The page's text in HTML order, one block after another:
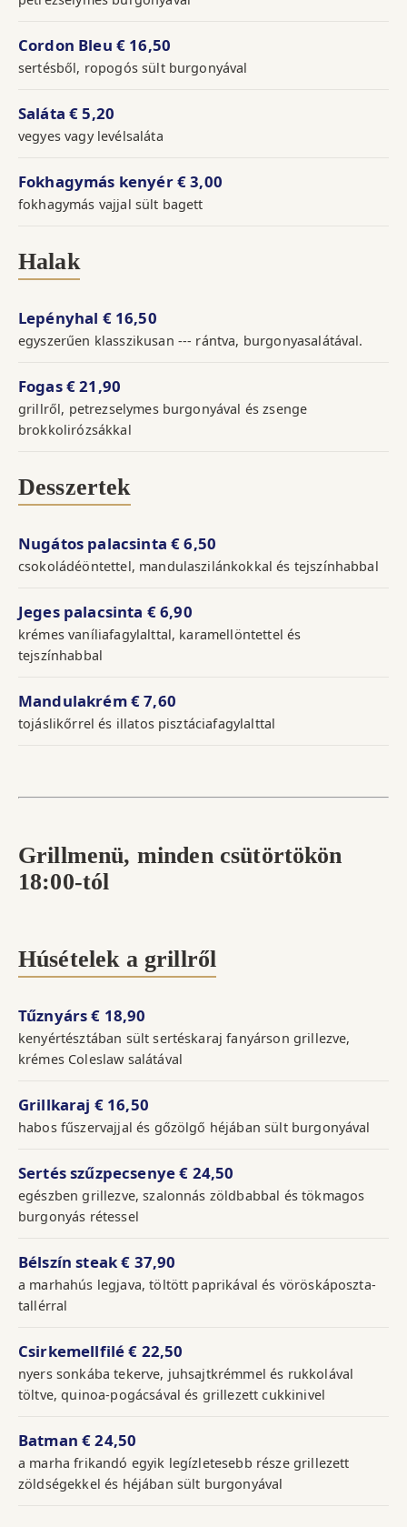
Cordon Bleu € 16,50
sertésből, ropogós sült burgonyával
Saláta€ 5,20
vegyes vagy levélsaláta
Fokhagymás kenyér€ 3,00
fokhagymás vajjal sült bagett
Halak
Lepényhal € 16,50
egyszerűen klasszikusan --- rántva, burgonyasalátával.
Fogas€ 21,90
grillről, petrezselymes burgonyával és zsenge
brokkolirózsákkal
Desszertek
Nugátos palacsinta€ 6,50
csokoládéöntettel, mandulaszilánkokkal és tejszínhabbal
Jeges palacsinta € 6,90
krémes vaníliafagylalttal, karamellöntettel és
tejszínhabbal
Mandulakrém€ 7,60
tojáslikőrrel és illatos pisztáciafagylalttal
Grillmenü, minden csütörtökön
18:00-tól
Húsételek a grillről
Tűznyárs€ 18,90
kenyértésztában sült sertéskaraj fanyárson grillezve,
krémes Coleslaw salátával
Grillkaraj € 16,50
habos fűszervajjal és gőzölgő héjában sült burgonyával
Sertés szűzpecsenye€ 24,50
egészben grillezve, szalonnás zöldbabbal és tökmagos
burgonyás rétessel
Bélszín steak€ 37,90
a marhahús legjava, töltött paprikával és vöröskáposzta-
tallérral
Csirkemellfilé€ 22,50
nyers sonkába tekerve, juhsajtkrémmel és rukkolával
töltve, quinoa-pogácsával és grillezett cukkinivel
Batman€ 24,50
a marha frikandó egyik legízletesebb része grillezett
zöldségekkel és héjában sült burgonyával